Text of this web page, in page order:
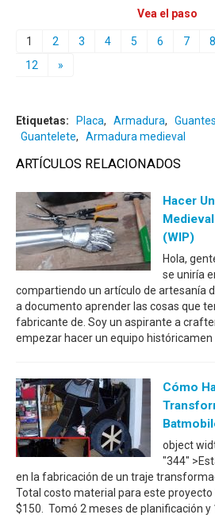
Vea el paso
1 2 3 4 5 6 7 8
12
»
Etiquetas: Placa, Armadura, Guantes
Guantelete, Armadura medieval
ARTÍCULOS RELACIONADOS
Hacer
(WIP)
Hola,
se uniría
compartiendo un artículo de artesanía
a documento aprender las cosas que
fabricante de. Soy un aspirante a
empezar hacer un equipo históricamen
Cómo
object
"344"
en la fabricación de un traje
Total costo material para este
$150. Tomó 2 meses de planificación y